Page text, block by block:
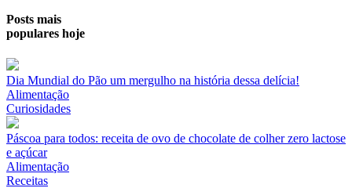
Posts mais
populares hoje
Dia Mundial do Pão um mergulho na história dessa delícia!
Alimentação
Curiosidades
Páscoa para todos: receita de ovo de chocolate de colher zero lactose
e açúcar
Alimentação
Receitas